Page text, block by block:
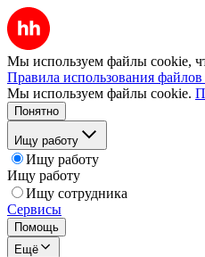
Мы используем файлы cookie,
Правила использования
Мы используем файлы cookie.
Понятно
Ищу работу
Ищу работу
Ищу работу
Ищу сотрудника
Сервисы
Помощь
Ещё